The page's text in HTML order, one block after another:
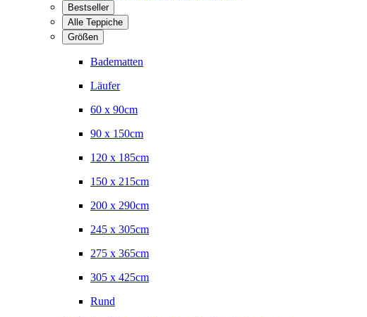
Bestseller
Alle Teppiche
Größen
Badematten
Läufer
60 x 90cm
90 x 150cm
120 x 185cm
150 x 215cm
200 x 290cm
245 x 305cm
275 x 365cm
305 x 425cm
Rund